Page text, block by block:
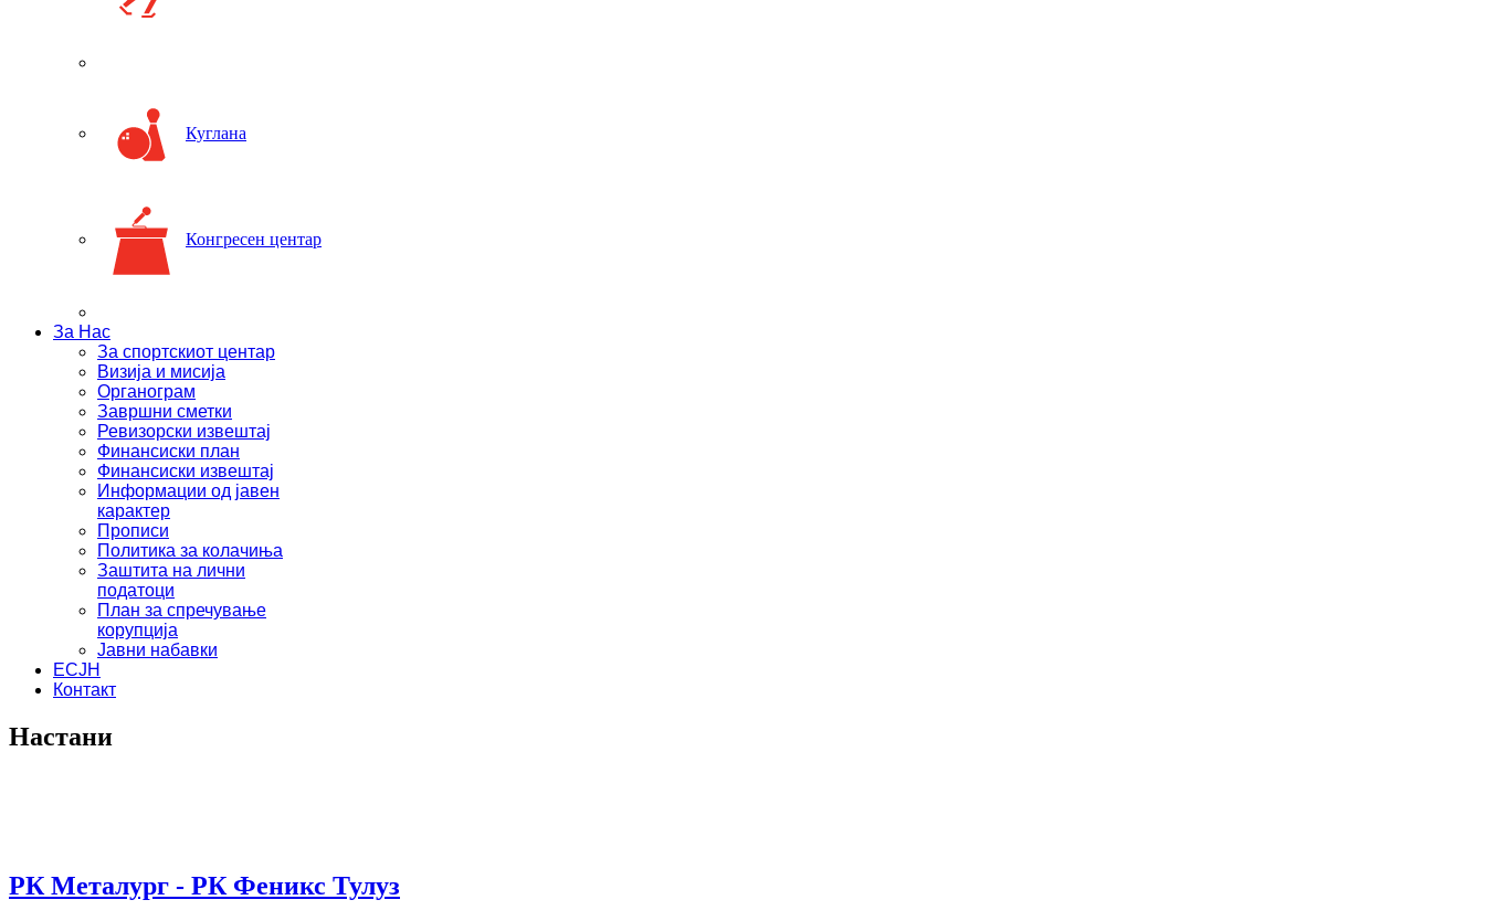
Куглана
Конгресен центар
За Нас
За спортскиот центар
Визија и мисија
Органограм
Завршни сметки
Ревизорски извештај
Финансиски план
Финансиски извештај
Информации од јавен
карактер
Прописи
Политика за колачиња
Заштита на лични
податоци
План за спречување
корупција
Јавни набавки
ЕСЈН
Контакт
Настани
РК Металург - РК Феникс Тулуз